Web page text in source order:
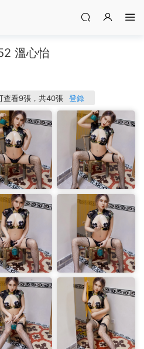
溫心怡
查看9張，共40張 登錄